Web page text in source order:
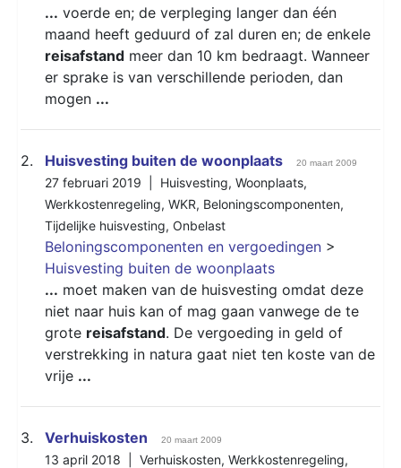
... voerde en; de verpleging langer dan één
maand heeft geduurd of zal duren en; de enkele
reisafstand meer dan 10 km bedraagt. Wanneer
er sprake is van verschillende perioden, dan
mogen ...
2. Huisvesting buiten de woonplaats 20 maart 2009
27 februari 2019 | Huisvesting, Woonplaats,
Werkkostenregeling, WKR, Beloningscomponenten,
Tijdelijke huisvesting, Onbelast
Beloningscomponenten en vergoedingen >
Huisvesting buiten de woonplaats
... moet maken van de huisvesting omdat deze
niet naar huis kan of mag gaan vanwege de te
grote reisafstand. De vergoeding in geld of
verstrekking in natura gaat niet ten koste van de
vrije ...
3. Verhuiskosten 20 maart 2009
13 april 2018 | Verhuiskosten, Werkkostenregeling,